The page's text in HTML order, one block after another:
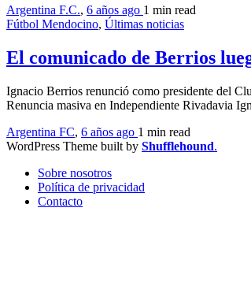
Argentina F.C., 6 años ago 1 min read
Fútbol Mendocino, Últimas noticias
El comunicado de Berrios
Ignacio Berrios renunció como presidente del
Renuncia masiva en Independiente Rivadavia
Argentina FC, 6 años ago 1 min read
WordPress Theme built by Shufflehound.
Sobre nosotros
Política de privacidad
Contacto